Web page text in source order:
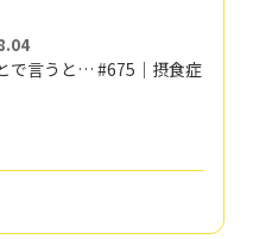
で言うと… #675｜摂食症